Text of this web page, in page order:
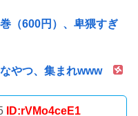
（600円）、卑猥すぎ
やつ、集まれwww
ID:rVMo4ceE1